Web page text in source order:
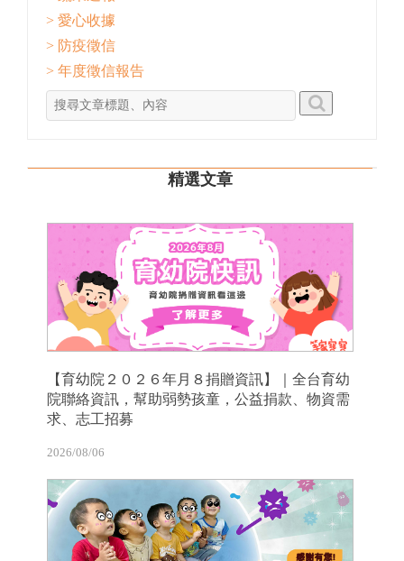
> 愛心收據
> 防疫徵信
> 年度徵信報告
精選文章
【育幼院２０２６年月８捐贈資訊】｜全台育幼
院聯絡資訊，幫助弱勢孩童，公益捐款、物資需
求、志工招募
2026/08/06